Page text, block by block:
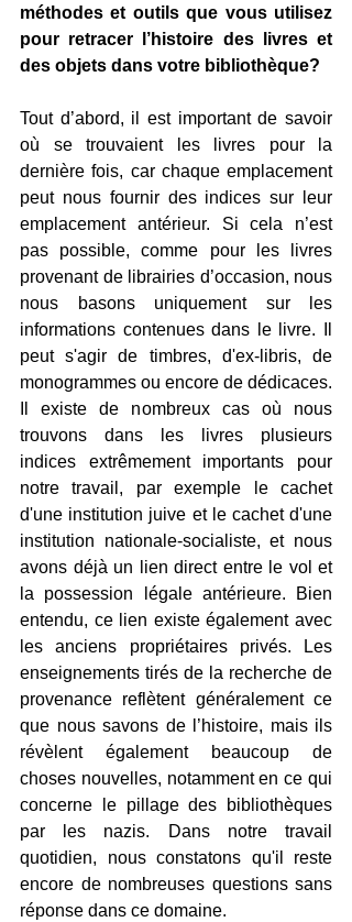
méthodes et outils que vous utilisez
pour retracer l’histoire des livres et
des objets dans votre bibliothèque?
Tout d’abord, il est important de savoir
où se trouvaient les livres pour la
dernière fois, car chaque emplacement
peut nous fournir des indices sur leur
emplacement antérieur. Si cela n’est
pas possible, comme pour les livres
provenant de librairies d’occasion, nous
nous basons uniquement sur les
informations contenues dans le livre. Il
peut s'agir de timbres, d'ex-libris, de
monogrammes ou encore de dédicaces.
Il existe de nombreux cas où nous
trouvons dans les livres plusieurs
indices extrêmement importants pour
notre travail, par exemple le cachet
d'une institution juive et le cachet d'une
institution nationale-socialiste, et nous
avons déjà un lien direct entre le vol et
la possession légale antérieure. Bien
entendu, ce lien existe également avec
les anciens propriétaires privés. Les
enseignements tirés de la recherche de
provenance reflètent généralement ce
que nous savons de l’histoire, mais ils
révèlent également beaucoup de
choses nouvelles, notamment en ce qui
concerne le pillage des bibliothèques
par les nazis. Dans notre travail
quotidien, nous constatons qu'il reste
encore de nombreuses questions sans
réponse dans ce domaine.